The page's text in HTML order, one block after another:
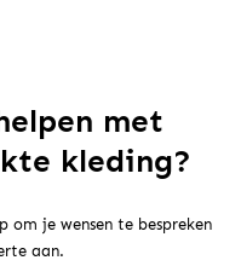
met
kleding?
je wensen te bespreken
aan.